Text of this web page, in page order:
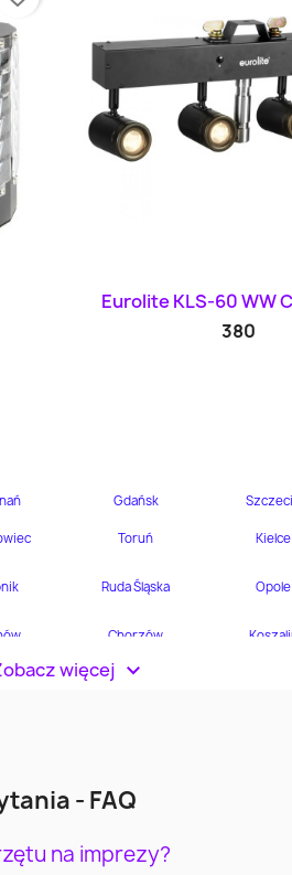
Szybki
Eurolite KLS-60 WW
380
więcej >
- FAQ
na imprezy?